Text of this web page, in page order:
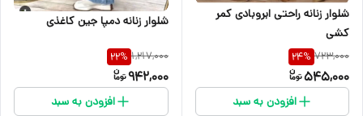
شلوار زنانه راحتی ابروبادی کمر
کشی
723,000
24%
545,000
افزودن به سبد
شلوار زنانه دمپا جین کاغذی
1,217,000
22%
942,000
افزودن به سبد